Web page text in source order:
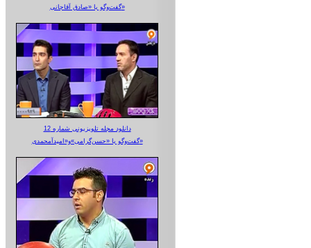
گفت‌وگو با «صادق آقاجانی»
دانلود مجله تلویزیونی شماره 12
گفت‌وگو با «حسن‌گرامی»و«امیدآمحمدی»